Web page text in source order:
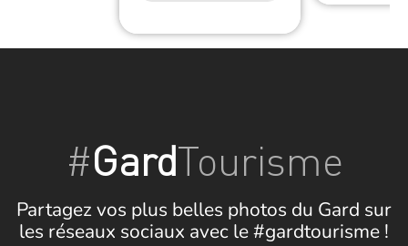
#GardTourisme
Partagez vos plus belles photos du Gard sur
les réseaux sociaux avec le #gardtourisme !